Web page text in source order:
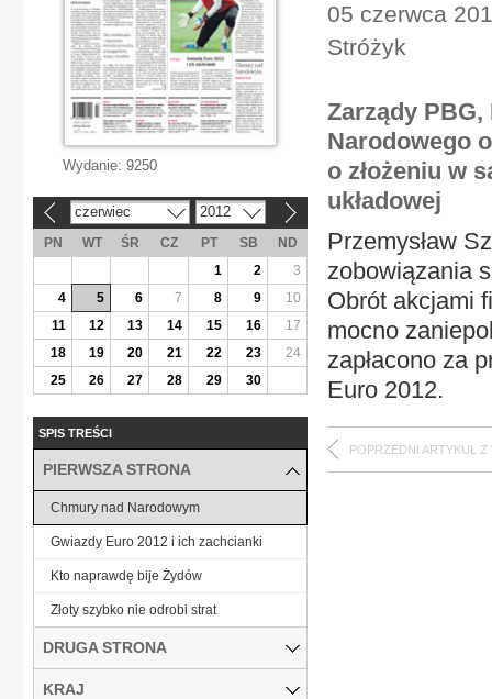
05 czerwca
Stróżyk
Zarządy
Narodowego
o złożeniu w
układowej
Przemysław
zobowiązania
Obrót akcjami
mocno
zapłacono za
Euro 2012.
POPRZEDNI ARTYKUŁ Z
Wydanie: 9250
czerwiec 2012
PN WT ŚR CZ PT SB
ND
1
2
3
4
5 6 7 8 9
10
11
12 13 14 15 16
17
18
19 20 21 22 23
24
25
26 27 28 29 30
SPIS TREŚCI
PIERWSZA STRONA
Chmury nad Narodowym
Gwiazdy Euro 2012 i ich zachcianki
Kto naprawdę bije Żydów
Złoty szybko nie odrobi strat
DRUGA STRONA
KRAJ